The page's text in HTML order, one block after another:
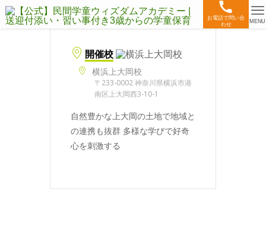
お電話で問い合
わせ
MENU
開催校
横浜上大岡校
〒233-0002 神奈川県横浜市港
南区上大岡西3-10-1
自然豊かな上大岡の土地で地域と
の連携も抜群 多様な学びで好奇
心を刺激する